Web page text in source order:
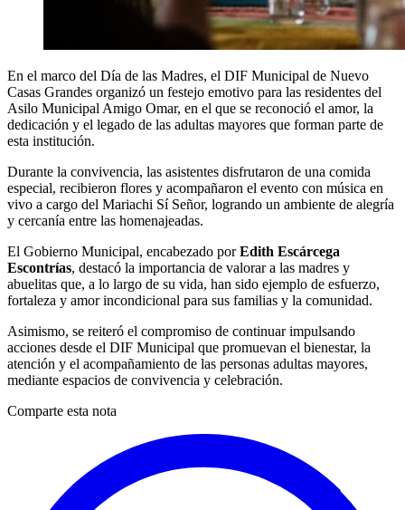
En el marco del Día de las Madres, el DIF Municipal de Nuevo
Casas Grandes organizó un festejo emotivo para las residentes del
Asilo Municipal Amigo Omar, en el que se reconoció el amor, la
dedicación y el legado de las adultas mayores que forman parte de
esta institución.
Durante la convivencia, las asistentes disfrutaron de una comida
especial, recibieron flores y acompañaron el evento con música en
vivo a cargo del Mariachi Sí Señor, logrando un ambiente de alegría
y cercanía entre las homenajeadas.
El Gobierno Municipal, encabezado porEdith Escárcega
Escontrías, destacó la importancia de valorar a las madres y
abuelitas que, a lo largo de su vida, han sido ejemplo de esfuerzo,
fortaleza y amor incondicional para sus familias y la comunidad.
Asimismo, se reiteró el compromiso de continuar impulsando
acciones desde el DIF Municipal que promuevan el bienestar, la
atención y el acompañamiento de las personas adultas mayores,
mediante espacios de convivencia y celebración.
Comparte esta nota